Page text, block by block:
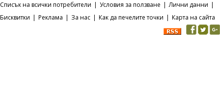
Списък на всички потребители | Условия за ползване | Лични данни |
Бисквитки | Реклама | За нас | Как да печелите точки | Карта на сайта